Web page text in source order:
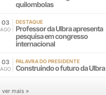
quilombolas
03
AGO
DESTAQUE
Professor da Ulbra apresenta
pesquisa em congresso
internacional
03
AGO
PALAVRA DO PRESIDENTE
Construindo o futuro da Ulbra
ver mais »